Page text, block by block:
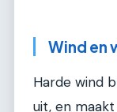
Wind en
Harde wind
uit, en